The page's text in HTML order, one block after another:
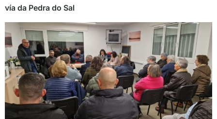
vía da Pedra do Sal